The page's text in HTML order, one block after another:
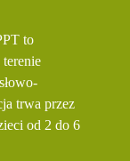
to
trwa przez
od 2 do 6